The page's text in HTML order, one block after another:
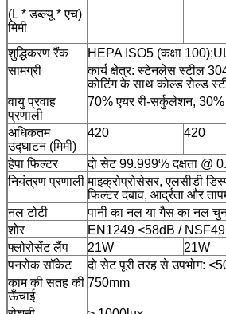
(L * डब्ल्यू * एच)
मिमी
शुद्धिकरण रैंक
HEPA ISO5 (कक्षा
सामग्री
कार्य क्षेत्र: स्टेनलेस स्टील
कोटिंग के साथ कोल्ड रोल्ड
वायु प्रवाह
प्रणाली
70% एयर री-सर्कुलेशन, 30%
अधिकतम
उद्घाटन (मिमी)
420 420
हेपा फिल्टर
दो सेट 99.999% दक्षता @
नियंत्रण प्रणाली माइक्रोप्रोसेसर, एलसीडी
फिल्टर दबाव, आर्द्रता और
नल टोटी
पानी का नल या गैस का नल
शोर
EN1249 <58dB /
फ्लोरोसेंट लैंप
21W 21W
पनरोक सॉकेट
दो सेट पूरी तरह से उपभोग:
काम की सतह की
ऊँचाई
750mm